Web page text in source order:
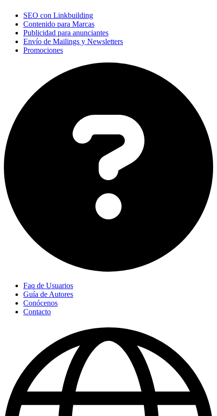
SEO con Linkbuilding
Contenido para Marcas
Publicidad para anunciantes
Envío de Mailings y Newsletters
Promociones
Faq de Usuarios
Guía de Autores
Conócenos
Contacto